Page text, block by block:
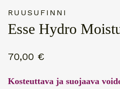
RUUSUFINNI
Esse Hydro
70,00 €
Kosteuttava ja suojaava